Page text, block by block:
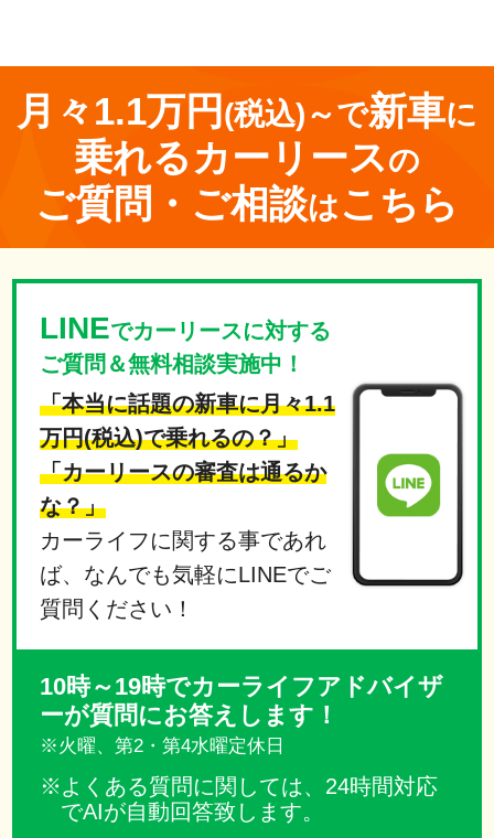
月々1.1万円 (税込)～で新車に
乗れる カーリースの
ご質問・ご相談はこちら
LINEでカーリースに対する
ご質問＆無料相談実施中！
「本当に話題の新車に月々1.1
万円(税込)で乗れるの？」
「カーリースの審査は通るか
な？」
カーライフに関する事であれ
ば、なんでも気軽にLINEでご
質問ください！
10時～19時でカーライフアドバイザ
ーが質問にお答えします！
※火曜、第2・第4水曜定休日
よくある質問に関しては、24時間対応
でAIが自動回答致します。